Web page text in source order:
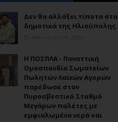
Δεν θα αλλάξει τίποτα στα
δημοτικά της Ηλιούπολης.
Η ΠΟΣΠΛΑ - Παναττική
Ομοσπονδία Σωματείων
Πωλητών Λαϊκών Αγορών
παρέδωσε στον
Πυροσβεστικό Σταθμό
Μεγάρων παλέτες με
εμφιαλωμένα νερά και